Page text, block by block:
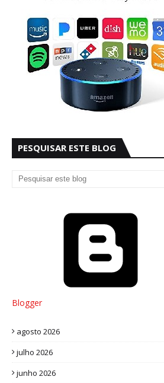
PESQUISAR ESTE BLOG
Blogger
agosto 2026
julho 2026
junho 2026